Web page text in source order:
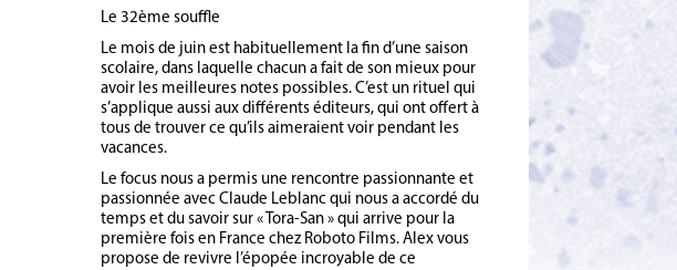
Le 32ème souffle
Le mois de juin est habituellement la fin d’une saison
scolaire, dans laquelle chacun a fait de son mieux pour
avoir les meilleures notes possibles. C’est un rituel qui
s’applique aussi aux différents éditeurs, qui ont offert à
tous de trouver ce qu’ils aimeraient voir pendant les
vacances.
Le focus nous a permis une rencontre passionnante et
passionnée avec Claude Leblanc qui nous a accordé du
temps et du savoir sur « Tora-San » qui arrive pour la
première fois en France chez Roboto Films. Alex vous
propose de revivre l’épopée incroyable de ce